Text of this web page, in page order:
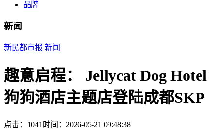
品牌
新闻
新民都市报 新闻
趣意启程： Jellycat Dog Hotel
狗狗酒店主题店登陆成都SKP
点击：1041 时间：2026-05-21 09:48:38